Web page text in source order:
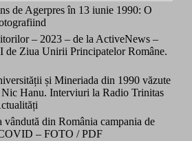
de Agerpres în 13 iunie 1990: O
– 2023 – de la ActiveNews –
Ziua Unirii Principatelor Române.
și Mineriada din 1990 văzute
Hanu. Interviuri la Radio Trinitas
din România campania de
– FOTO / PDF